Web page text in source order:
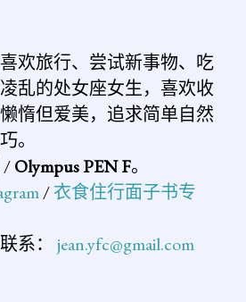
欢旅行、尝试新事物、吃
乱的处女座女生，喜欢收
惰但爱美，追求简单自然
。
/Olympus PEN F。
/衣食住行面子书专
系： jean.yfc@gmail.com